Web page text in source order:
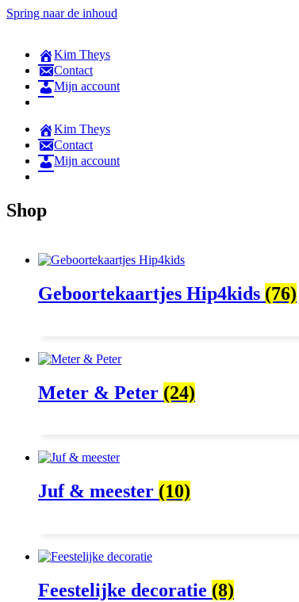
Spring naar de inhoud
Kim Theys
Contact
Mijn account
Kim Theys
Contact
Mijn account
Shop
Geboortekaartjes Hip4kids (76)
Meter & Peter (24)
Juf & meester (10)
Feestelijke decoratie (8)